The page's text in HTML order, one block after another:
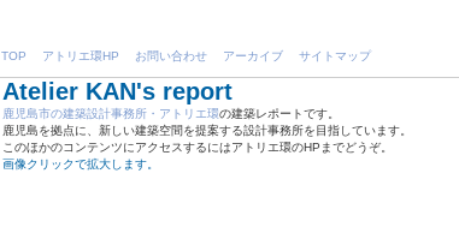
TOP アトリエ環HP お問い合わせ アーカイブ サイトマップ
Atelier KAN's report
鹿児島市の建築設計事務所・アトリエ環の建築レポートです。
鹿児島を拠点に、新しい建築空間を提案する設計事務所を目指しています。
このほかのコンテンツにアクセスするにはアトリエ環のHPまでどうぞ。
画像クリックで拡大します。